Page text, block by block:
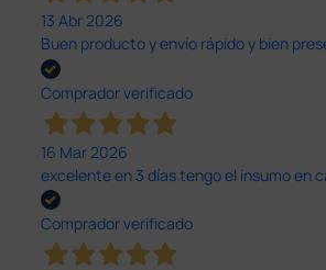
13 Abr 2026
Buen producto y envío rápido y bien
Comprador verificado
16 Mar 2026
excelente en 3 días tengo el insumo en
Comprador verificado